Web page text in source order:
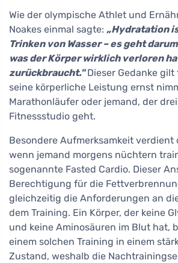
Wie der olympische Athlet und
Noakes einmal sagte: „Hydratation
Trinken von Wasser – es geht
was der Körper wirklich verloren
zurückbraucht."Dieser Gedanke gilt
seine körperliche Leistung ernst
Marathonläufer oder jemand, der
Fitnessstudio geht.
Besondere Aufmerksamkeit verdient
wenn jemand morgens nüchtern
sogenannte Fasted Cardio. Dieser
Berechtigung für die
gleichzeitig die Anforderungen an
dem Training. Ein Körper, der keine
und keine Aminosäuren im Blut hat,
einem solchen Training in einem
Zustand, weshalb die